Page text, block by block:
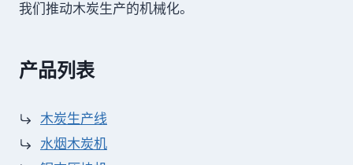
我们推动木炭生产的机械化。
产品列表
木炭生产线
水烟木炭机